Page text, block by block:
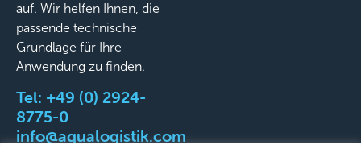
auf. Wir helfen Ihnen, die
passende technische
Grundlage für Ihre
Anwendung zu finden.
Tel: +49 (0) 2924-
8775-0
info@aqualogistik.com